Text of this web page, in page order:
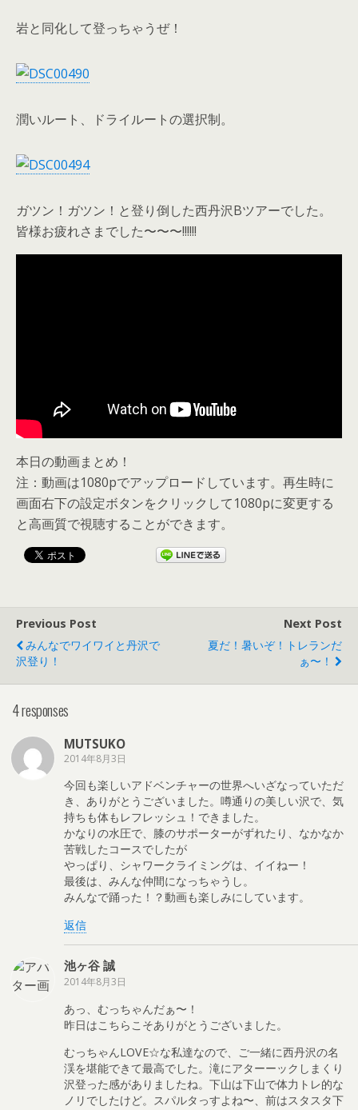
岩と同化して登っちゃうぜ！
潤いルート、ドライルートの選択制。
ガツン！ガツン！と登り倒した西丹沢Bツアーでした。
皆様お疲れさまでした〜〜〜!!!!!!
本日の動画まとめ！
注：動画は1080pでアップロードしています。再生時に
画面右下の設定ボタンをクリックして1080pに変更する
と高画質で視聴することができます。
Previous Post
みんなでワイワイと丹沢で
沢登り！
Next Post
夏だ！暑いぞ！トレランだ
ぁ〜！
4 responses
MUTSUKO
2014年8月3日
今回も楽しいアドベンチャーの世界へいざなっていただ
き、ありがとうございました。噂通りの美しい沢で、気
持ちも体もレフレッシュ！できました。
かなりの水圧で、膝のサポーターがずれたり、なかなか
苦戦したコースでしたが
やっぱり、シャワークライミングは、イイねー！
最後は、みんな仲間になっちゃうし。
みんなで踊った！？動画も楽しみにしています。
返信
池ヶ谷 誠
2014年8月3日
あっ、むっちゃんだぁ〜！
昨日はこちらこそありがとうございました。
むっちゃんLOVE☆な私達なので、ご一緒に西丹沢の名
渓を堪能できて最高でした。滝にアターーックしまくり
沢登った感がありましたね。下山は下山で体力トレ的な
ノリでしたけど。スパルタっすよね〜、前はスタスタ下